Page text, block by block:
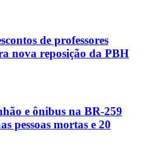
de professores
nova reposição da PBH
e ônibus na BR-259
pessoas mortas e 20